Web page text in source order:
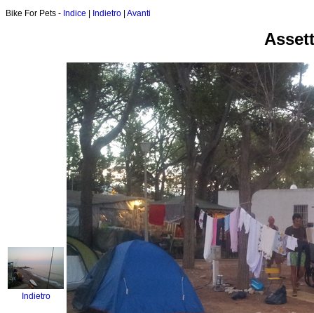
Bike For Pets - Indice Indietro Avanti
Indietro